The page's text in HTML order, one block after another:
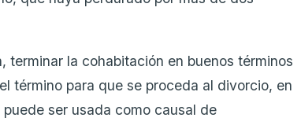
terminar la cohabitación en buenos términos
término para que se proceda al divorcio, en
ser usada como causal de